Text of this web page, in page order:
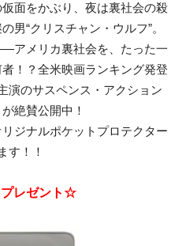
面をかぶり、夜は裏社会の殺
男“クリスチャン・ウルフ”。
アメリカ裏社会を、たった一
！？全米映画ランキング発登
演のサスペンス・アクション
が絶賛公開中！
ジナルポケットプロテクター
す！！
レゼント☆